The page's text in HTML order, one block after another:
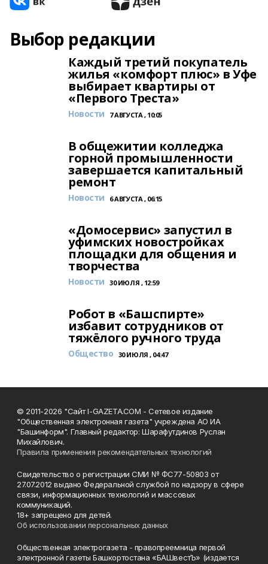
Выбор редакции
Каждый третий покупатель
жилья «комфорт плюс» в Уфе
выбирает квартиры от
«Первого Треста»
Новости 7 АВГУСТА , 10:05
В общежитии колледжа
горной промышленности
завершается капитальный
ремонт
Новости 6 АВГУСТА , 06:15
«Домосервис» запустил в
уфимских новостройках
площадки для общения и
творчества
Новости 30 ИЮЛЯ , 12:59
Робот в «Башспирте»
избавит сотрудников от
тяжёлого ручного труда
Общество 30 ИЮЛЯ , 04:47
© 2011-2026 "Сайт I-GAZETA.COM - Сетевое издание
"Общественная электронная газета" учреждена АО ИА
"Башинформ". Главный редактор: Шарафутдинов Руслан
Михайлович.
Правила применения рекомендательных технологий
Свидетельство о регистрации СМИ № ФС77-50803 от
27.07.2012 выдано Федеральной службой по надзору в сфере
связи, информационных технологий и массовых
коммуникаций.
18+ запрещено для детей.
Об использовании персональных данных
Общественная электрогазета - правопреемница первой
электронной газеты Башкортостана «БАШвестЪ» (издается